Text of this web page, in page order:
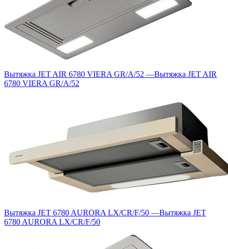
Вытяжка JET AIR 6780 VIERA GR/A/52 —Вытяжка JET AIR
6780 VIERA GR/A/52
Вытяжка JET 6780 AURORA LX/CR/F/50 —Вытяжка JET
6780 AURORA LX/CR/F/50